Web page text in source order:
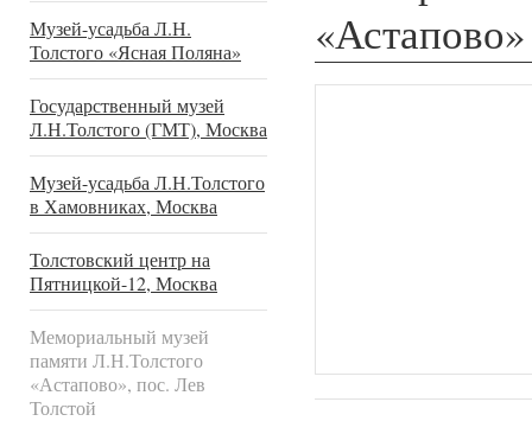
Музей-усадьба Л.Н.
Толстого «Ясная Поляна»
Государственный музей
Л.Н.Толстого (ГМТ), Москва
Музей-усадьба Л.Н.Толстого
в Хамовниках, Москва
Толстовский центр на
Пятницкой-12, Москва
Мемориальный музей
памяти Л.Н.Толстого
«Астапово», пос. Лев
Толстой